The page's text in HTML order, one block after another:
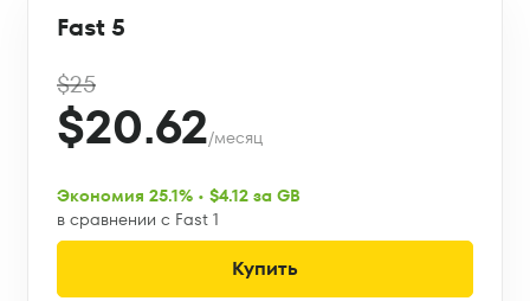
Fast 5
$25
$20.62/месяц
Экономия 25.1% • $4.12 за GB
в сравнении с Fast 1
Купить